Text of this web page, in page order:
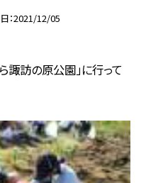
2021/12/05
訪の原公園」に行って